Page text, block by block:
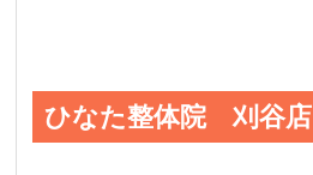
ひなた整体院 刈谷店